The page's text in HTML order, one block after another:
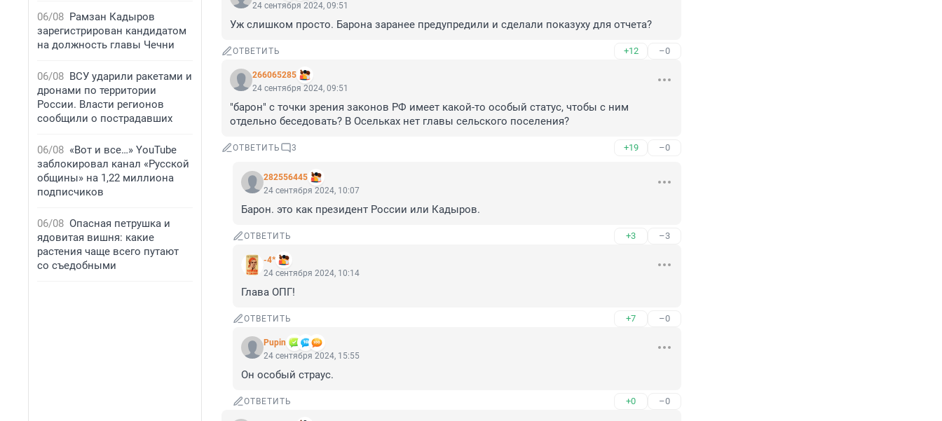
06/08 Рамзан Кадыров
зарегистрирован кандидатом
на должность главы Чечни
06/08 ВСУ ударили ракетами и
дронами по территории
России. Власти регионов
сообщили о пострадавших
06/08 «Вот и все…» YouTube
заблокировал канал «Русской
общины» на 1,22 миллиона
подписчиков
06/08 Опасная петрушка и
ядовитая вишня: какие
растения чаще всего путают
со съедобными
24 сентября 2024, 09:51
Уж слишком просто. Барона заранее предупредили и сделали показуху для отчета?
ОТВЕТИТЬ +12 –0
266065285
24 сентября 2024, 09:51
"барон" с точки зрения законов РФ имеет какой-то особый статус, чтобы с ним
отдельно беседовать? В Осельках нет главы сельского поселения?
ОТВЕТИТЬ 3 +19 –0
282556445
24 сентября 2024, 10:07
Барон. это как президент России или Кадыров.
ОТВЕТИТЬ +3 –3
-4*
24 сентября 2024, 10:14
Глава ОПГ!
ОТВЕТИТЬ +7 –0
Pupin
24 сентября 2024, 15:55
Он особый страус.
ОТВЕТИТЬ +0 –0